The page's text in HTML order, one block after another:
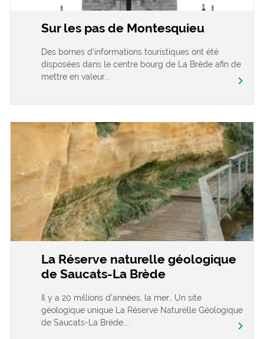
Sur les pas de Montesquieu
Des bornes d’informations touristiques ont été
disposées dans le centre bourg de La Brède afin de
mettre en valeur...
chevron_right
La Réserve naturelle géologique
de Saucats-La Brède
Il y a 20 millions d’années, la mer… Un site
géologique unique La Réserve Naturelle Géologique
de Saucats-La Brède,...
chevron_right